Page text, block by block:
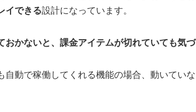
イできる設計になっています。
おかないと、課金アイテムが切れていても気づ
動で稼働してくれる機能の場合、動いていな